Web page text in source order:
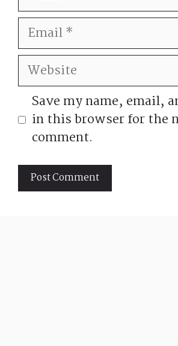
Email
Website
Save my name, email,
in this browser for the
comment.